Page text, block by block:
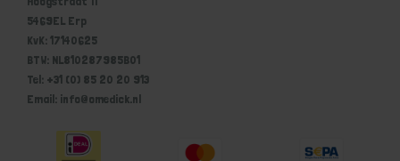
5469EL Erp
KvK: 17140625
BTW: NL810287985B01
Tel: +31 (0) 85 20 20 913
Email: info@omedick.nl